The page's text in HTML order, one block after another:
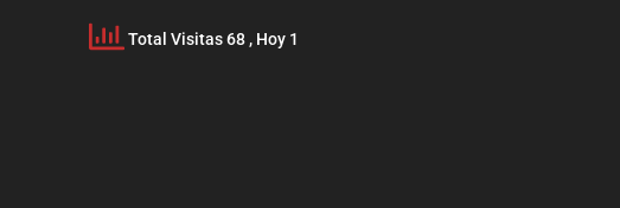
Total Visitas 68 , Hoy 1